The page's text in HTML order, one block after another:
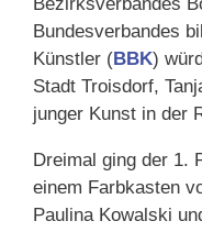
Bundesverbandes
Künstler (BBK)
Stadt Troisdorf,
junger Kunst in der
Dreimal ging der 1.
einem Farbkasten
Paulina Kowalski